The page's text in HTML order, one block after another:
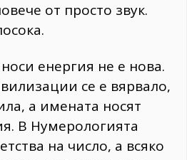
от просто звук.
енергия не е нова.
се е вярвало,
а имената носят
В Нумерологията
на число, а всяко